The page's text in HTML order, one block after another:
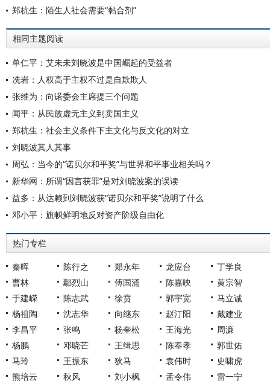
郑杭生：陌生人社会需要“黏合剂”
相同主题阅读
单仁平：艾未未刘晓波是中国崛起的受益者
冼岩：人权高于主权不过是自欺欺人
张维为：向诺委会主席提三个问题
闻平：从民族虚无主义到卖国主义
郑杭生：社会主义条件下主文化与反文化的对立
刘晓波其人其事
周弘：当今的“诺贝尔和平奖”与世界和平事业相关吗？
新华网：所谓“因言获罪”是对刘晓波案的误读
益多：从达赖到刘晓波获“诺贝尔和平奖”说明了什么
邓小平：旗帜鲜明地反对资产阶级自由化
热门专栏
秦晖 陈行之 郑永年 龙应台
丁学良
曹林
鄢烈山 傅国涌 陈嘉映
黄宗智
于建嵘
陈志武 徐贲 郭宇宽
马立诚
杨祖陶
沈志华 向继东 赵汀阳
戴建业
李昌平
张鸣 杨奎松 王海光
周濂
杨鹏
邓晓芒 王缉思 陈奉孝
郭世佑
马玲
王振东 狄马 袁伟时
史啸虎
熊培云
秋风 刘小枫 孟令伟 雷一宁